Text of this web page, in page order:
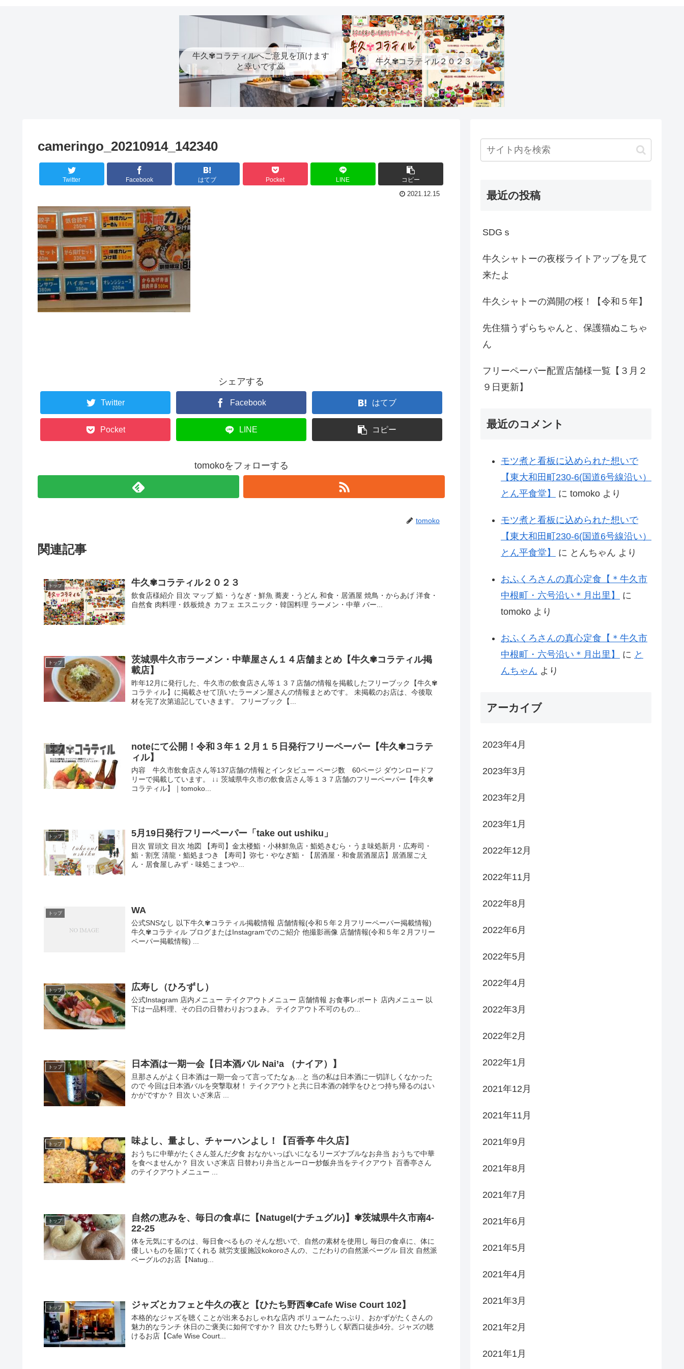
牛久✾コラティルへご意見を頂けます
と幸いです🙇
牛久✾コラティル２０２３
cameringo_20210914_142340
Twitter Facebook はてブ Pocket LINE コピー
2021.12.15
シェアする
Twitter Facebook はてブ
Pocket LINE コピー
tomokoをフォローする
tomoko
関連記事
トップ 牛久✾コラティル２０２３
飲食店様紹介 目次 マップ 鮨・うなぎ・鮮魚 蕎麦・うどん 和食・居酒屋 焼鳥・からあげ 洋食・
自然食 肉料理・鉄板焼き カフェ エスニック・韓国料理 ラーメン・中華 バー...
トップ
茨城県牛久市ラーメン・中華屋さん１４店舗まとめ【牛久✾コラティル掲
載店】
昨年12月に発行した、牛久市の飲食店さん等１３７店舗の情報を掲載したフリーブック【牛久✾
コラティル】に掲載させて頂いたラーメン屋さんの情報まとめです。 未掲載のお店は、今後取
材を完了次第追記していきます。 フリーブック【...
トップ
noteにて公開！令和３年１２月１５日発行フリーペーパー【牛久✾コラテ
ィル】
内容 牛久市飲食店さん等137店舗の情報とインタビュー ページ数 60ページ ダウンロードフ
リーで掲載しています。 ↓↓ 茨城県牛久市の飲食店さん等１３７店舗のフリーペーパー【牛久✾
コラティル】｜tomoko...
トップ 5月19日発行フリーペーパー「take out ushiku」
目次 冒頭文 目次 地図 【寿司】金太楼鮨・小林鮮魚店・鮨処きむら・うま味処新月・広寿司・
鮨・割烹 清龍・鮨処まつき 【寿司】弥七・やなぎ鮨・【居酒屋・和食居酒屋店】居酒屋ごえ
ん・居食屋しみず・味処こまつや...
トップ WA
公式SNSなし 以下牛久✾コラティル掲載情報 店舗情報(令和５年２月フリーペーパー掲載情報)
牛久✾コラティル ブログまたはInstagramでのご紹介 他撮影画像 店舗情報(令和５年２月フリー
ペーパー掲載情報) ...
トップ 広寿し（ひろずし）
公式Instagram 店内メニュー テイクアウトメニュー 店舗情報 お食事レポート 店内メニュー 以
下は一品料理、その日の日替わりおつまみ。 テイクアウト不可のもの...
トップ 日本酒は一期一会【日本酒バル Nai’a （ナイア）】
旦那さんがよく日本酒は一期一会って言ってたなぁ…と 当の私は日本酒に一切詳しくなかった
ので 今回は日本酒バルを突撃取材！ テイクアウトと共に日本酒の雑学をひとつ持ち帰るのはい
かがですか？ 目次 いざ来店 ...
トップ 味よし、量よし、チャーハンよし！【百香亭 牛久店】
おうちに中華がたくさん並んだ夕食 おなかいっぱいになるリーズナブルなお弁当 おうちで中華
を食べませんか？ 目次 いざ来店 日替わり弁当とルーロー炒飯弁当をテイクアウト 百香亭さん
のテイクアウトメニュー ...
トップ
自然の恵みを、毎日の食卓に【Natugel(ナチュグル)】✾茨城県牛久市南4-
22-25
体を元気にするのは、毎日食べるもの そんな想いで、自然の素材を使用し 毎日の食卓に、体に
優しいものを届けてくれる 就労支援施設kokoroさんの、こだわりの自然派ベーグル 目次 自然派
ベーグルのお店【Natug...
トップ ジャズとカフェと牛久の夜と【ひたち野西✾Cafe Wise Court 102】
本格的なジャズを聴くことが出来るおしゃれな店内 ボリュームたっぷり、おかずがたくさんの
魅力的なランチ 休日のご褒美に如何ですか？ 目次 ひたち野うしく駅西口徒歩4分。ジャズの聴
けるお店【Cafe Wise Court...
最近の投稿
SDGｓ
牛久シャトーの夜桜ライトアップを見て
来たよ
牛久シャトーの満開の桜！【令和５年】
先住猫うずらちゃんと、保護猫ぬこちゃ
ん
フリーペーパー配置店舗様一覧【３月２
９日更新】
最近のコメント
モツ煮と看板に込められた想いで
【東大和田町230-6(国道6号線沿い）
とん平食堂】
に tomoko より
モツ煮と看板に込められた想いで
【東大和田町230-6(国道6号線沿い）
とん平食堂】
に とんちゃん より
おふくろさんの真心定食【＊牛久市
中根町・六号沿い＊月出里】
に
tomoko より
おふくろさんの真心定食【＊牛久市
中根町・六号沿い＊月出里】
に と
んちゃん より
アーカイブ
2023年4月
2023年3月
2023年2月
2023年1月
2022年12月
2022年11月
2022年8月
2022年6月
2022年5月
2022年4月
2022年3月
2022年2月
2022年1月
2021年12月
2021年11月
2021年9月
2021年8月
2021年7月
2021年6月
2021年5月
2021年4月
2021年3月
2021年2月
2021年1月